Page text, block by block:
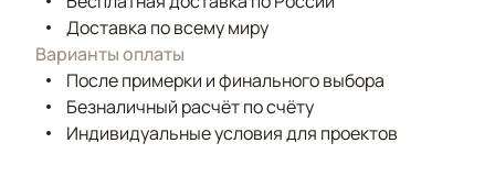
Доставка по всему миру
Варианты оплаты
После примерки и финального выбора
Безналичный расчёт по счёту
Индивидуальные условия для проектов